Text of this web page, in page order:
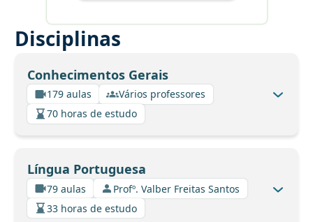
Disciplinas
Conhecimentos Gerais
179 aulas
Vários professores
70 horas de estudo
Língua Portuguesa
79 aulas
Profº. Valber Freitas Santos
33 horas de estudo